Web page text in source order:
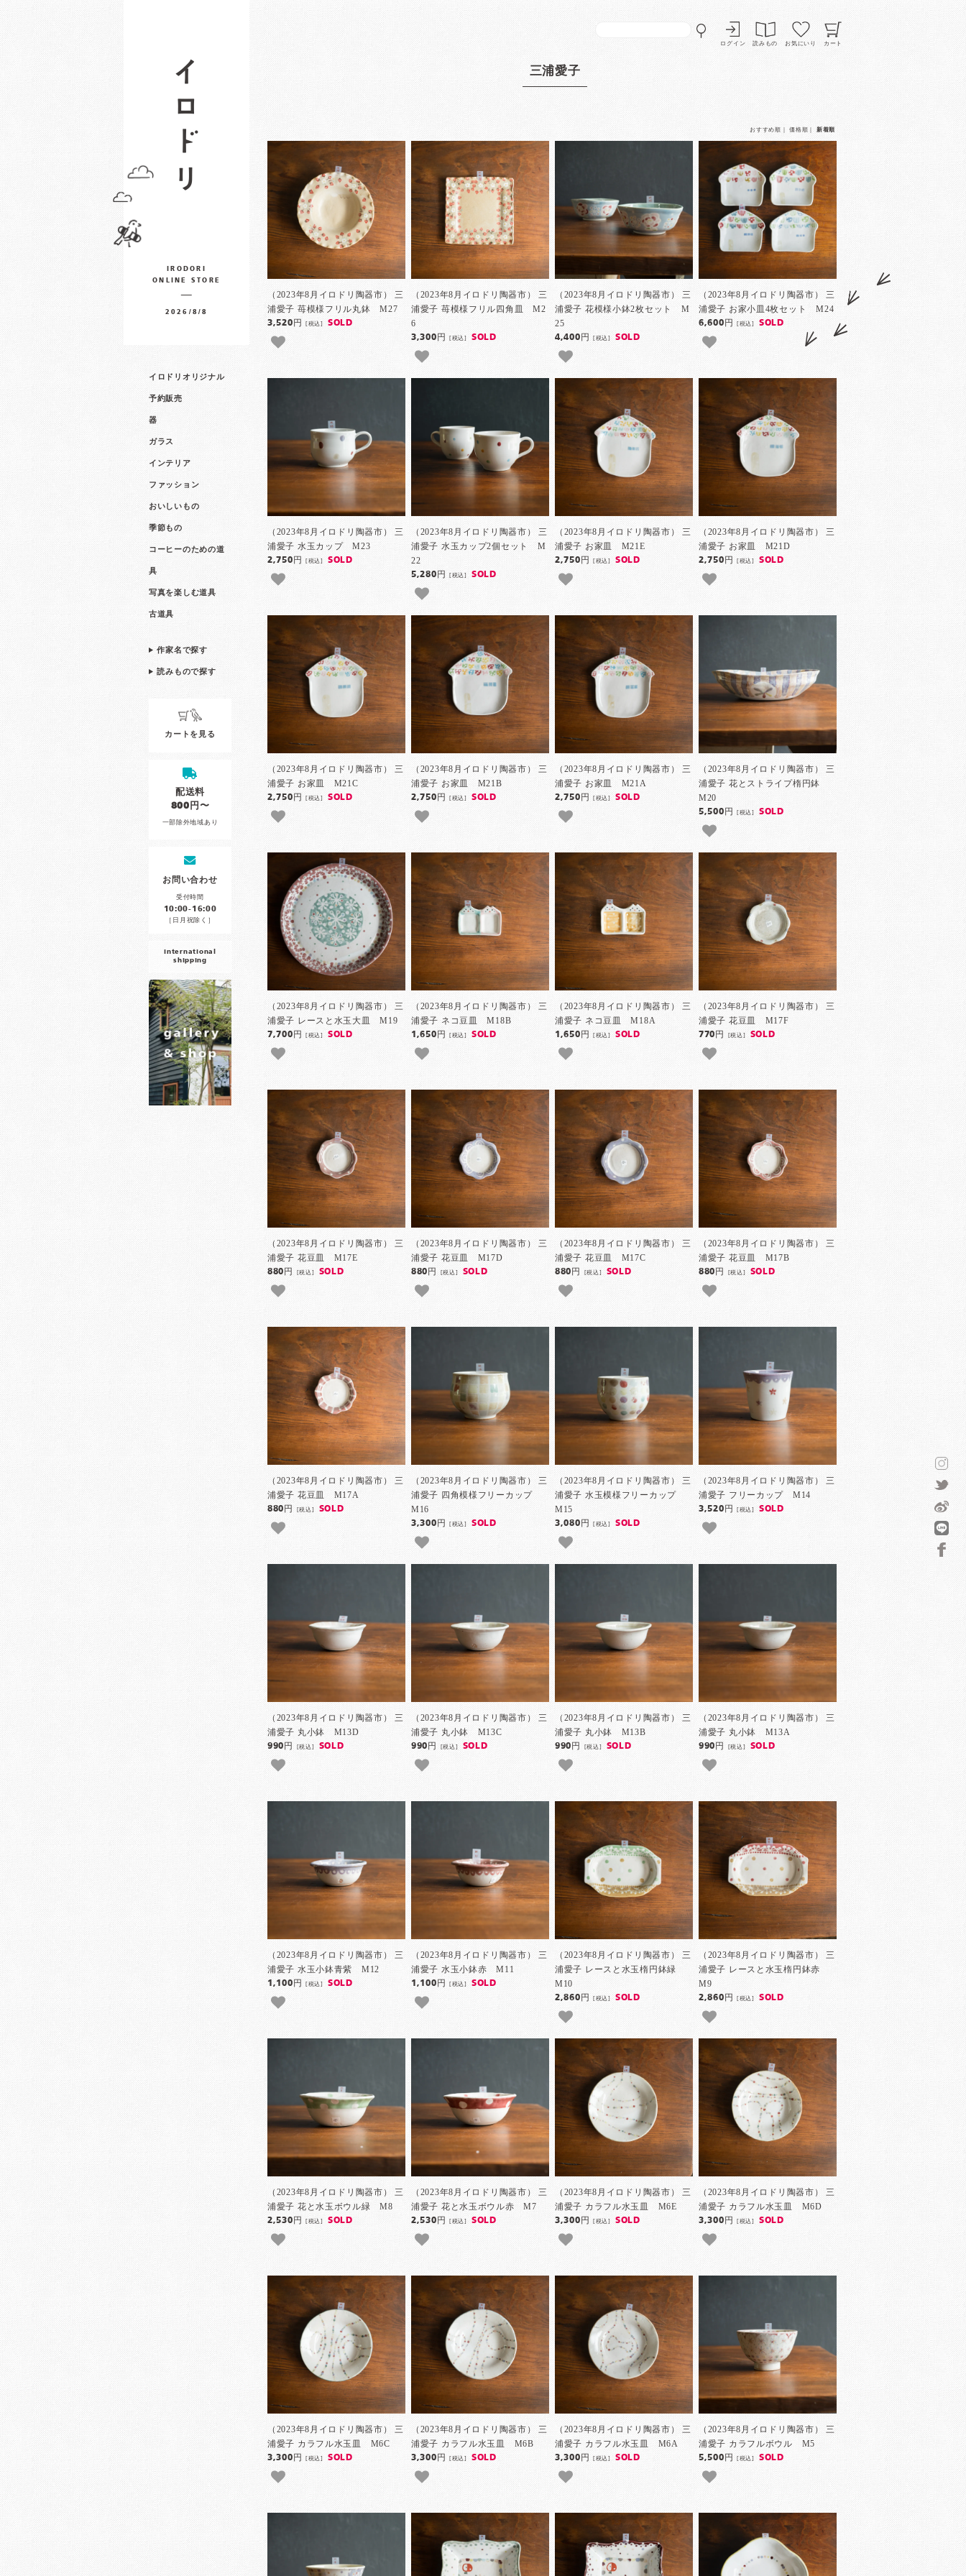
ログイン 読みもの お気にいり カート
IRODORI
ONLINE STORE
2026/8/8
イロドリオリジナル
予約販売
器
ガラス
インテリア
ファッション
おいしいもの
季節もの
コーヒーのための道
具
写真を楽しむ道具
古道具
作家名で探す
読みもので探す
カートを見る
配送料
800円〜
一部除外地域あり
お問い合わせ
受付時間
10:00-16:00
［日月祝除く］
international
shipping
三浦愛子
おすすめ順 ｜価格順 新着順
（2023年8月イロドリ陶器市） 三
浦愛子 苺模様フリル丸鉢 M27
3,520円[税込] SOLD
（2023年8月イロドリ陶器市） 三
浦愛子 苺模様フリル四角皿 M2
6
3,300円[税込] SOLD
（2023年8月イロドリ陶器市） 三
浦愛子 花模様小鉢2枚セット M
25
4,400円[税込] SOLD
（2023年8月イロドリ陶器市） 三
浦愛子 お家小皿4枚セット M24
6,600円[税込] SOLD
（2023年8月イロドリ陶器市） 三
浦愛子 水玉カップ M23
2,750円[税込] SOLD
（2023年8月イロドリ陶器市） 三
浦愛子 水玉カップ2個セット M
22
5,280円[税込] SOLD
（2023年8月イロドリ陶器市） 三
浦愛子 お家皿 M21E
2,750円[税込] SOLD
（2023年8月イロドリ陶器市） 三
浦愛子 お家皿 M21D
2,750円[税込] SOLD
（2023年8月イロドリ陶器市） 三
浦愛子 お家皿 M21C
2,750円[税込] SOLD
（2023年8月イロドリ陶器市） 三
浦愛子 お家皿 M21B
2,750円[税込] SOLD
（2023年8月イロドリ陶器市） 三
浦愛子 お家皿 M21A
2,750円[税込] SOLD
（2023年8月イロドリ陶器市） 三
浦愛子 花とストライプ楕円鉢
M20
5,500円[税込] SOLD
（2023年8月イロドリ陶器市） 三
浦愛子 レースと水玉大皿 M19
7,700円[税込] SOLD
（2023年8月イロドリ陶器市） 三
浦愛子 ネコ豆皿 M18B
1,650円[税込] SOLD
（2023年8月イロドリ陶器市） 三
浦愛子 ネコ豆皿 M18A
1,650円[税込] SOLD
（2023年8月イロドリ陶器市） 三
浦愛子 花豆皿 M17F
770円 [税込] SOLD
（2023年8月イロドリ陶器市） 三
浦愛子 花豆皿 M17E
880円 [税込] SOLD
（2023年8月イロドリ陶器市） 三
浦愛子 花豆皿 M17D
880円 [税込] SOLD
（2023年8月イロドリ陶器市） 三
浦愛子 花豆皿 M17C
880円 [税込] SOLD
（2023年8月イロドリ陶器市） 三
浦愛子 花豆皿 M17B
880円 [税込] SOLD
（2023年8月イロドリ陶器市） 三
浦愛子 花豆皿 M17A
880円 [税込] SOLD
（2023年8月イロドリ陶器市） 三
浦愛子 四角模様フリーカップ
M16
3,300円[税込] SOLD
（2023年8月イロドリ陶器市） 三
浦愛子 水玉模様フリーカップ
M15
3,080円[税込] SOLD
（2023年8月イロドリ陶器市） 三
浦愛子 フリーカップ M14
3,520円[税込] SOLD
（2023年8月イロドリ陶器市） 三
浦愛子 丸小鉢 M13D
990円 [税込] SOLD
（2023年8月イロドリ陶器市） 三
浦愛子 丸小鉢 M13C
990円 [税込] SOLD
（2023年8月イロドリ陶器市） 三
浦愛子 丸小鉢 M13B
990円 [税込] SOLD
（2023年8月イロドリ陶器市） 三
浦愛子 丸小鉢 M13A
990円 [税込] SOLD
（2023年8月イロドリ陶器市） 三
浦愛子 水玉小鉢青紫 M12
1,100円[税込] SOLD
（2023年8月イロドリ陶器市） 三
浦愛子 水玉小鉢赤 M11
1,100円[税込] SOLD
（2023年8月イロドリ陶器市） 三
浦愛子 レースと水玉楕円鉢緑
M10
2,860円[税込] SOLD
（2023年8月イロドリ陶器市） 三
浦愛子 レースと水玉楕円鉢赤
M9
2,860円[税込] SOLD
（2023年8月イロドリ陶器市） 三
浦愛子 花と水玉ボウル緑 M8
2,530円[税込] SOLD
（2023年8月イロドリ陶器市） 三
浦愛子 花と水玉ボウル赤 M7
2,530円[税込] SOLD
（2023年8月イロドリ陶器市） 三
浦愛子 カラフル水玉皿 M6E
3,300円[税込] SOLD
（2023年8月イロドリ陶器市） 三
浦愛子 カラフル水玉皿 M6D
3,300円[税込] SOLD
（2023年8月イロドリ陶器市） 三
浦愛子 カラフル水玉皿 M6C
3,300円[税込] SOLD
（2023年8月イロドリ陶器市） 三
浦愛子 カラフル水玉皿 M6B
3,300円[税込] SOLD
（2023年8月イロドリ陶器市） 三
浦愛子 カラフル水玉皿 M6A
3,300円[税込] SOLD
（2023年8月イロドリ陶器市） 三
浦愛子 カラフルボウル M5
5,500円[税込] SOLD